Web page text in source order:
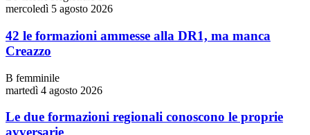
mercoledì 5 agosto 2026
42 le formazioni ammesse alla DR1, ma manca
Creazzo
B femminile
martedì 4 agosto 2026
Le due formazioni regionali conoscono le proprie